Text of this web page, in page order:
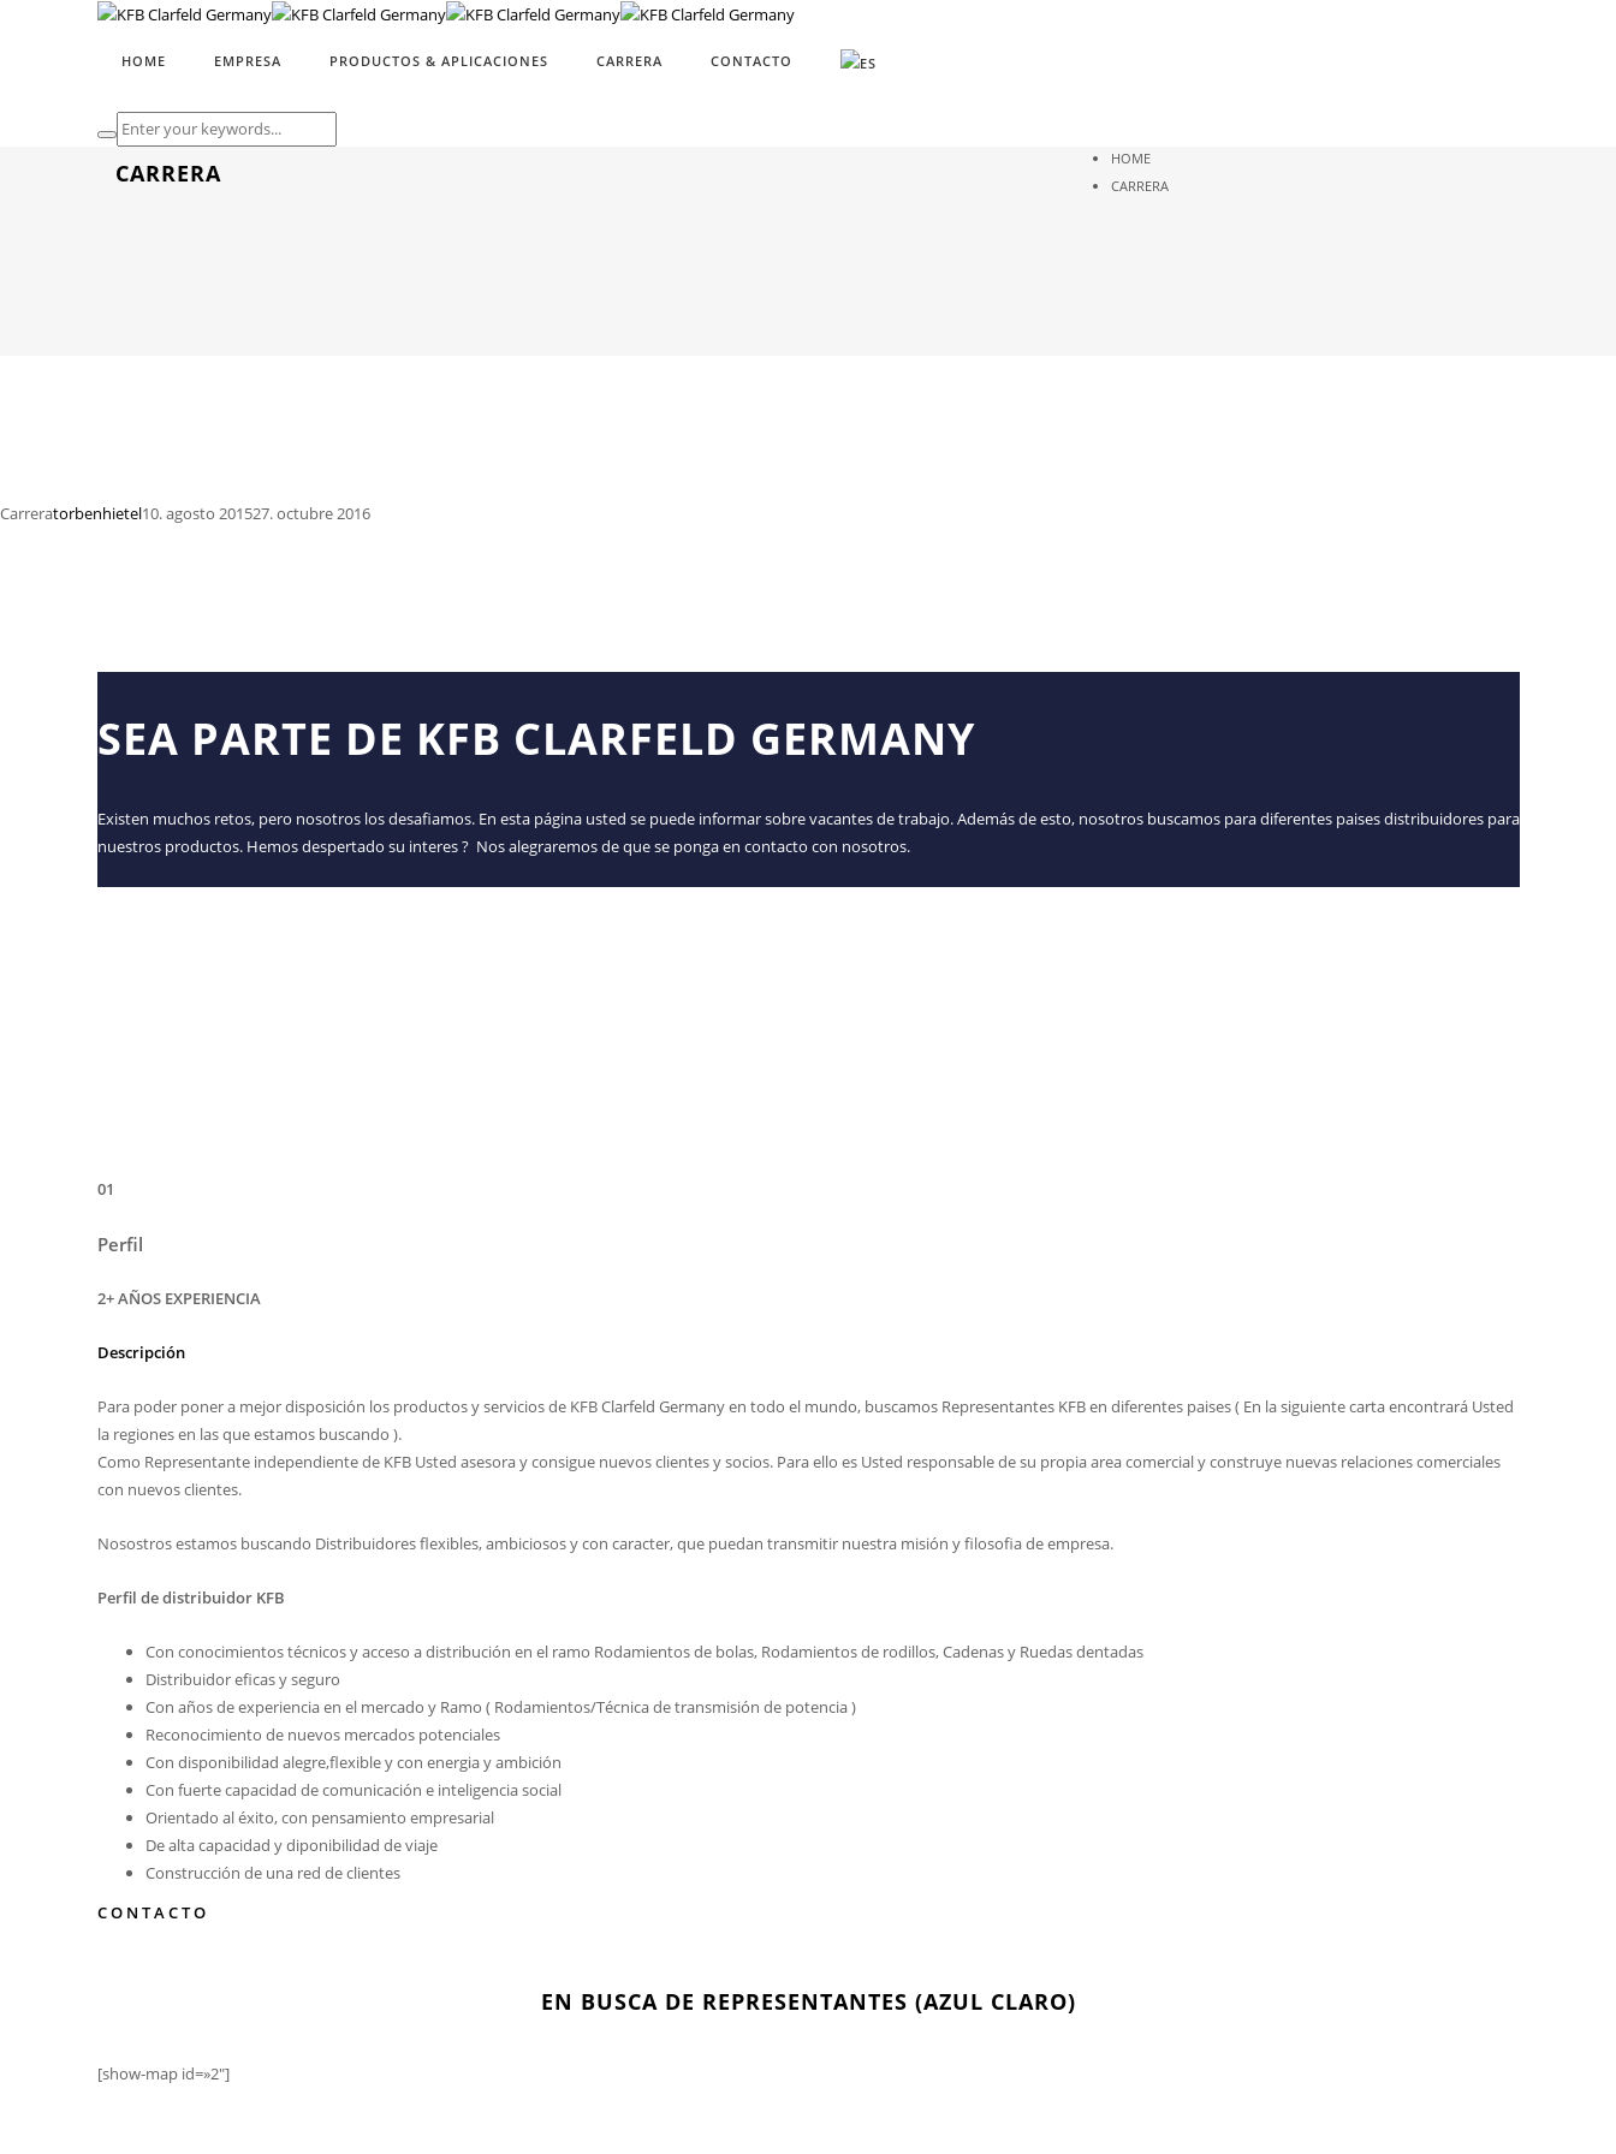
HOME EMPRESA PRODUCTOS & APLICACIONES CARRERA CONTACTO
CARRERA
HOME
CARRERA
Carreratorbenhietel10. agosto 201527. octubre 2016
SEA PARTE DE KFB CLARFELD GERMANY
Existen muchos retos, pero nosotros los desafiamos. En esta página usted se puede informar sobre vacantes de trabajo. Además de esto, nosotros buscamos para diferentes paises distribuidores para
nuestros productos. Hemos despertado su interes ? Nos alegraremos de que se ponga en contacto con nosotros.
01
Perfil
2+ AÑOS EXPERIENCIA
Descripción
Para poder poner a mejor disposición los productos y servicios de KFB Clarfeld Germany en todo el mundo, buscamos Representantes KFB en diferentes paises ( En la siguiente carta encontrará Usted
la regiones en las que estamos buscando ).
Como Representante independiente de KFB Usted asesora y consigue nuevos clientes y socios. Para ello es Usted responsable de su propia area comercial y construye nuevas relaciones comerciales
con nuevos clientes.
Nosostros estamos buscando Distribuidores flexibles, ambiciosos y con caracter, que puedan transmitir nuestra misión y filosofia de empresa.
Perfil de distribuidor KFB
Con conocimientos técnicos y acceso a distribución en el ramo Rodamientos de bolas, Rodamientos de rodillos, Cadenas y Ruedas dentadas
Distribuidor eficas y seguro
Con años de experiencia en el mercado y Ramo ( Rodamientos/Técnica de transmisión de potencia )
Reconocimiento de nuevos mercados potenciales
Con disponibilidad alegre,flexible y con energia y ambición
Con fuerte capacidad de comunicación e inteligencia social
Orientado al éxito, con pensamiento empresarial
De alta capacidad y diponibilidad de viaje
Construcción de una red de clientes
CONTACTO
EN BUSCA DE REPRESENTANTES (AZUL CLARO)
[show-map id=»2″]